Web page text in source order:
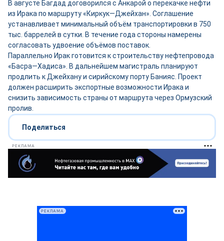
В августе Багдад договорился с Анкарой о перекачке нефти
из Ирака по маршруту «Киркук—Джейхан». Соглашение
устанавливает минимальный объём транспортировки в 750
тыс. баррелей в сутки. В течение года стороны намерены
согласовать удвоение объёмов поставок.
Параллельно Ирак готовится к строительству нефтепровода
«Басра—Хадиса». В дальнейшем магистраль планируют
продлить к Джейхану и сирийскому порту Банияс. Проект
должен расширить экспортные возможности Ирака и
снизить зависимость страны от маршрута через Ормузский
пролив.
Поделиться
РЕКЛАМА
РЕКЛАМА